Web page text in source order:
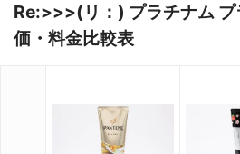
Re:>>>(リ：) プラチナム
価・料金比較表